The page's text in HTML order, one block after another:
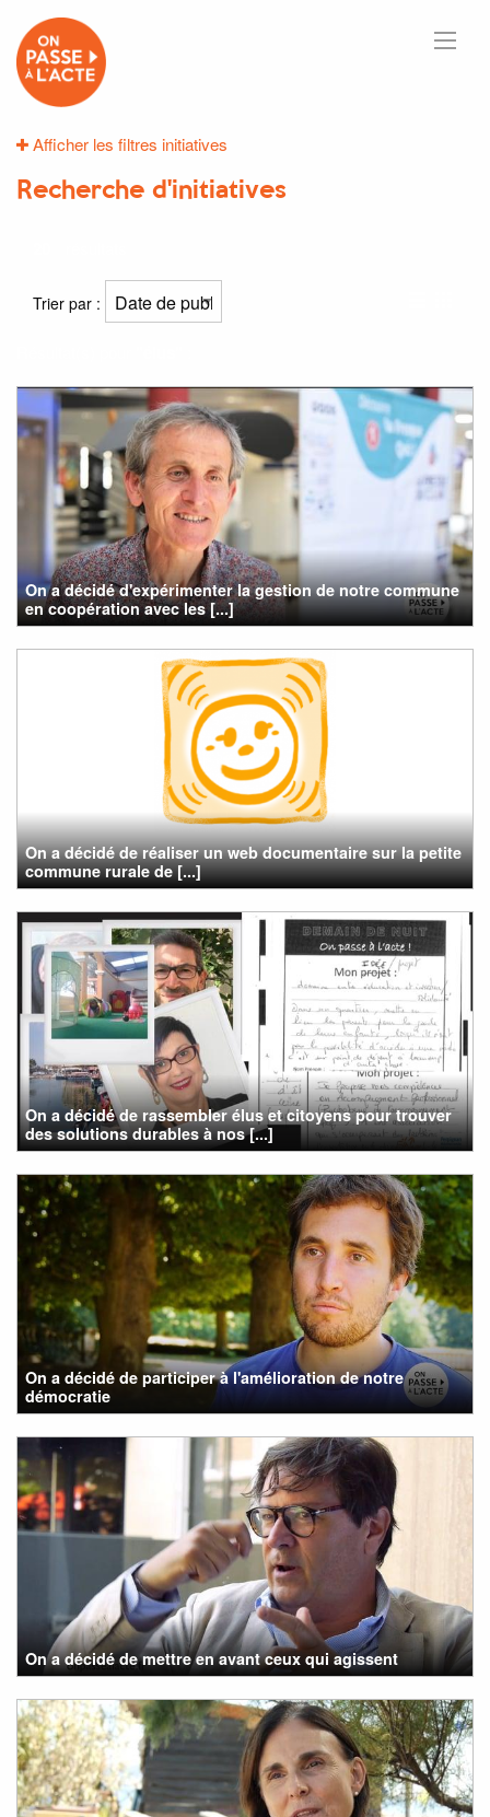
Afficher les filtres initiatives
Recherche d'initiatives
Trier par :
On a décidé d'expérimenter la gestion de notre commune
en coopération avec les [...]
On a décidé de réaliser un web documentaire sur la petite
commune rurale de [...]
On a décidé de rassembler élus et citoyens pour trouver
des solutions durables à nos [...]
On a décidé de participer à l'amélioration de notre
démocratie
On a décidé de mettre en avant ceux qui agissent